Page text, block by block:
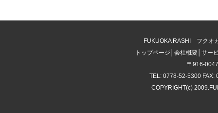
FUKUOKA RASHI フクオ
トップページ
会社概要 サー
〒916-
TEL: 0778-52-5300 FAX:
COPYRIGHT(c)